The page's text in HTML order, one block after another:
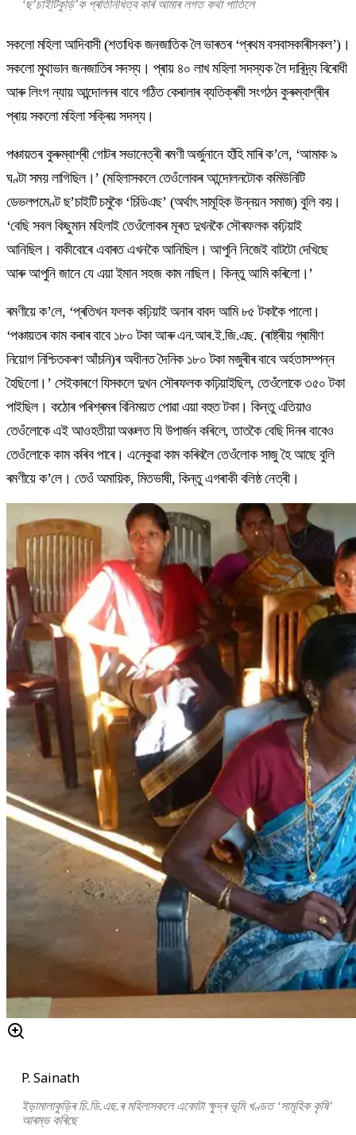
‘ছ’চাইটিকুড়ি’ক প্ৰতিনিধিত্ব কৰি আমাৰ লগত কথা পাতিলে
সকলো মহিলা আদিবাসী (শতাধিক জনজাতিক লৈ ভাৰতৰ ‘প্ৰথম বসবাসকাৰীসকল’)।
সকলো মুথাভান জনজাতিৰ সদস্য। প্ৰায় ৪০ লাখ মহিলা সদস্যক লৈ দাৰিদ্ৰ্য বিৰোধী
আৰু লিংগ ন্যায় আন্দোলনৰ বাবে গঠিত কেৰালাৰ ব্যতিক্ৰমী সংগঠন কুৰুম্বাশ্ৰীৰ
প্ৰায় সকলো মহিলা সক্ৰিয় সদস্য।
পঞ্চায়তৰ কুৰুম্বাশ্ৰী গোটৰ সভানেত্ৰী ৰমণী অৰ্জুনানে হাঁহি মাৰি ক’লে, ‘আমাক ৯
ঘণ্টা সময় লাগিছিল।’ (মহিলাসকলে তেওঁলোকৰ আন্দোলনটোক কমিউনিটি
ডেভলপমেণ্ট ছ’চাইটি চমুকৈ ‘চিডিএছ’ (অৰ্থাৎ সামূহিক উন্নয়ন সমাজ) বুলি কয়।
‘বেছি সবল কিছুমান মহিলাই তেওঁলোকৰ মূৰত দুখনকৈ সৌৰফলক কঢ়িয়াই
আনিছিল। বাকীবোৰে এবাৰত এখনকৈ আনিছিল। আপুনি নিজেই বাটটো দেখিছে
আৰু আপুনি জানে যে এয়া ইমান সহজ কাম নাছিল। কিন্তু আমি কৰিলো।’
ৰমণীয়ে ক’লে, ‘প্ৰতিখন ফলক কঢ়িয়াই অনাৰ বাবদ আমি ৮৫ টকাকৈ পালো।
‘পঞ্চায়তৰ কাম কৰাৰ বাবে ১৮০ টকা আৰু এন.আৰ.ই.জি.এছ. (ৰাষ্ট্ৰীয় গ্ৰামীণ
নিয়োগ নিশ্চিতকৰণ আঁচনি)ৰ অধীনত দৈনিক ১৮০ টকা মজুৰীৰ বাবে অৰ্হতাসম্পন্ন
হৈছিলো।’ সেইকাৰণে যিসকলে দুখন সৌৰফলক কঢ়িয়াইছিল, তেওঁলোকে ৩৫০ টকা
পাইছিল। কঠোৰ পৰিশ্ৰমৰ বিনিময়ত পোৱা এয়া বহুত টকা। কিন্তু এতিয়াও
তেওঁলোকে এই আওহতীয়া অঞ্চলত যি উপাৰ্জন কৰিলে, তাতকৈ বেছি দিনৰ বাবেও
তেওঁলোকে কাম কৰিব পাৰে। এনেকুৱা কাম কৰিবলৈ তেওঁলোক সাজু হৈ আছে বুলি
ৰমণীয়ে ক’লে। তেওঁ অমায়িক, মিতভাষী, কিন্তু এগৰাকী বলিষ্ঠ নেত্ৰী।
P. Sainath
ইড়ামালাকুড়িৰ চি.ডি.এছ.ৰ মহিলাসকলে একোটা ক্ষুদ্ৰ ভূমি খণ্ডত ‘সামূহিক কৃষি’
আৰম্ভ কৰিছে